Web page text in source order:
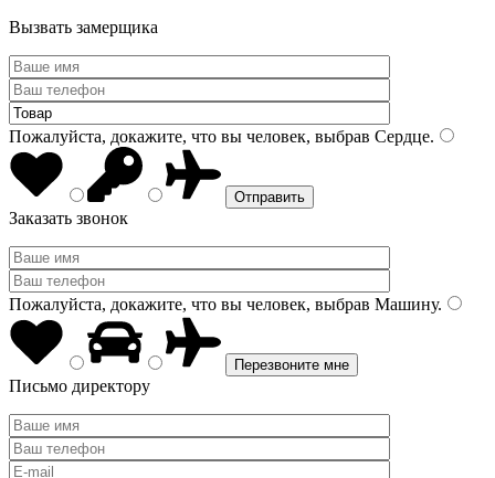
Вызвать замерщика
Пожалуйста, докажите, что вы человек, выбрав Сердце.
Заказать звонок
Пожалуйста, докажите, что вы человек, выбрав Машину.
Письмо директору